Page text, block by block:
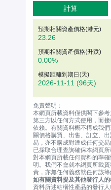
計算
預期相關資產價格(港元)
23.26
預期相關資產價格(升跌)
0.00%
模擬距離到期日(天)
2026-11-11 (96天)
免責聲明：
本網頁所載資料僅供閣下參
第三方以任何方式使用，而
依賴。有關資料概不構成我
關價格購買、出售、訂立、
易，亦不購成對達成任何交
已採取合理查詢確保本網頁
對本網頁所載任何資料的準
明。我們不會就本網頁所載
責，亦無任何義務就任何該等
如有關資料提及其他發行人的
資料所述結構性產品的發行人